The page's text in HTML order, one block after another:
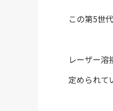
この第5世
レーザー
定められて